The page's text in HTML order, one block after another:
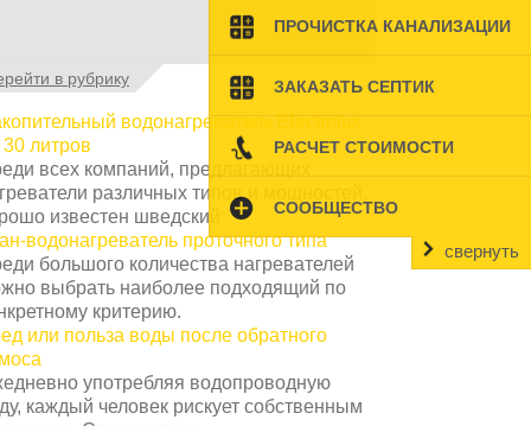
ПРОЧИСТКА КАНАЛИЗАЦИИ
ЗАКАЗАТЬ СЕПТИК
РАСЧЕТ СТОИМОСТИ
СООБЩЕСТВО
свернуть
Но многие люди думают, что
Туалет на даче – это первая постройка,
которая изначально строится на дачном
участке. Она может
в рубрику
водонагреватель Electrolux
30 литров
всех компаний, предлагающих
различных типов и мощностей,
известен шведский
водонагреватель проточного типа
большого количества нагревателей
выбрать наиболее подходящий по
критерию.
или польза воды после обратного
употребляя водопроводную
каждый человек рискует собственным